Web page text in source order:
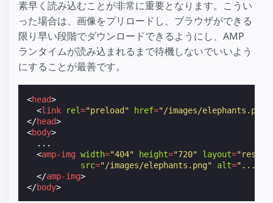
素早く読み込むことが非常に重要となります。こうい
った場合は、画像をプリロードし、ブラウザができる
限り早い段階でダウンロードできるようにし、AMP
ランタイムが読み込まれるまで待機しないでいいよう
にすることが最善です。
<head>
<link rel="preload" href="/images/elephants.png"
</head>
<body>
  ...
<amp-img width="404" height="720" layout=
src="/images/elephants.png" alt="..."
</amp-img>
</body>